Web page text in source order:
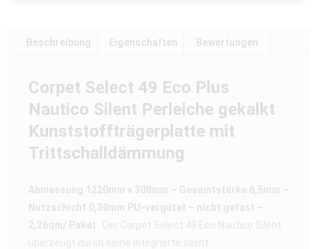
Beschreibung Eigenschaften Bewertungen
Corpet Select 49 Eco Plus
Nautico Silent Perleiche gekalkt
Kunststoffträgerplatte mit
Trittschalldämmung
Abmessung 1220mm x 308mm – Gesamtstärke 6,5mm –
Nutzschicht 0,30mm PU-vergütet – nicht gefast –
2,26qm/ Paket Der Corpet Select 49 Eco Nautico Silent
überzeugt durch seine integrierte silent